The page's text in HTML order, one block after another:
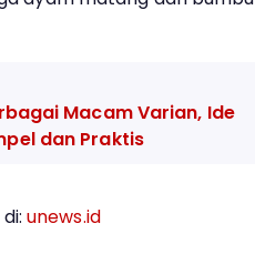
Macam Varian, Ide
dan Praktis
unews.id